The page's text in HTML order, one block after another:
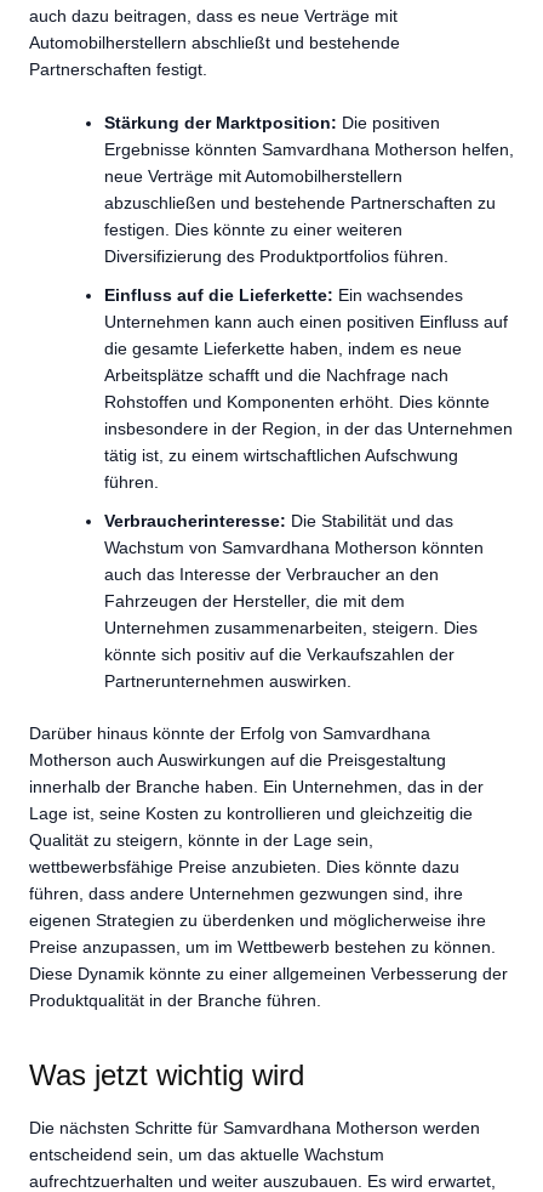
auch dazu beitragen, dass es neue Verträge mit
Automobilherstellern abschließt und bestehende
Partnerschaften festigt.
Stärkung der Marktposition: Die positiven
Ergebnisse könnten Samvardhana Motherson helfen,
neue Verträge mit Automobilherstellern
abzuschließen und bestehende Partnerschaften zu
festigen. Dies könnte zu einer weiteren
Diversifizierung des Produktportfolios führen.
Einfluss auf die Lieferkette: Ein wachsendes
Unternehmen kann auch einen positiven Einfluss auf
die gesamte Lieferkette haben, indem es neue
Arbeitsplätze schafft und die Nachfrage nach
Rohstoffen und Komponenten erhöht. Dies könnte
insbesondere in der Region, in der das Unternehmen
tätig ist, zu einem wirtschaftlichen Aufschwung
führen.
Verbraucherinteresse: Die Stabilität und das
Wachstum von Samvardhana Motherson könnten
auch das Interesse der Verbraucher an den
Fahrzeugen der Hersteller, die mit dem
Unternehmen zusammenarbeiten, steigern. Dies
könnte sich positiv auf die Verkaufszahlen der
Partnerunternehmen auswirken.
Darüber hinaus könnte der Erfolg von Samvardhana
Motherson auch Auswirkungen auf die Preisgestaltung
innerhalb der Branche haben. Ein Unternehmen, das in der
Lage ist, seine Kosten zu kontrollieren und gleichzeitig die
Qualität zu steigern, könnte in der Lage sein,
wettbewerbsfähige Preise anzubieten. Dies könnte dazu
führen, dass andere Unternehmen gezwungen sind, ihre
eigenen Strategien zu überdenken und möglicherweise ihre
Preise anzupassen, um im Wettbewerb bestehen zu können.
Diese Dynamik könnte zu einer allgemeinen Verbesserung der
Produktqualität in der Branche führen.
Was jetzt wichtig wird
Die nächsten Schritte für Samvardhana Motherson werden
entscheidend sein, um das aktuelle Wachstum
aufrechtzuerhalten und weiter auszubauen. Es wird erwartet,